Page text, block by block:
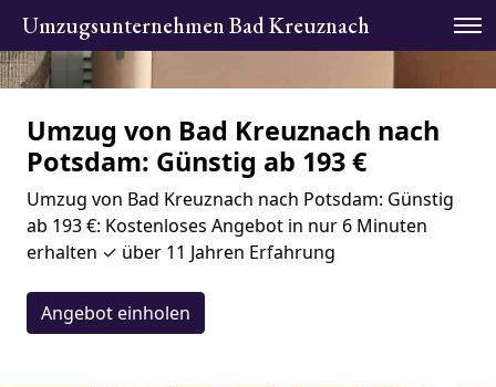
Umzugsunternehmen Bad Kreuznach
Umzug von Bad Kreuznach nach
Potsdam: Günstig ab 193 €
Umzug von Bad Kreuznach nach Potsdam: Günstig
ab 193 €: Kostenloses Angebot in nur 6 Minuten
erhalten ✓ über 11 Jahren Erfahrung
Angebot einholen